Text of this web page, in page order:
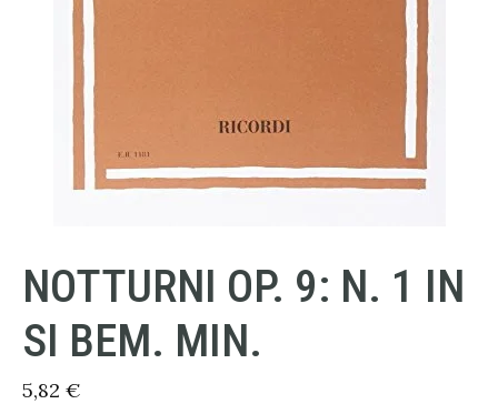
NOTTURNI OP. 9: N. 1 IN
SI BEM. MIN.
5,82 €